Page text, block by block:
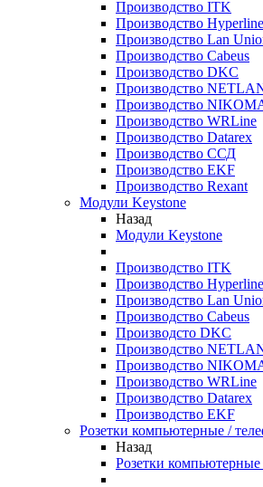
Производство ITK
Производство Hyperline
Производство Lan
Производство Cabeus
Производство DKC
Производство
Производство
Производство WRLine
Производство Datarex
Производство ССД
Производство EKF
Производство Rexant
Модули Keystone
Назад
Модули Keystone
Производство ITK
Производство Hyperline
Производство Lan
Производство Cabeus
Производсто DKC
Производство
Производство
Производство WRLine
Производство Datarex
Производство EKF
Розетки компьютерные /
Назад
Розетки